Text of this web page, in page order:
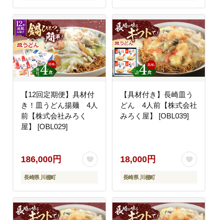
【12回定期便】具材付
き！皿うどん揚麺 4人
前【株式会社みろく
屋】 [OBL029]
186,000円
長崎県 川棚町
【具材付き】長崎皿う
どん 4人前【株式会社
みろく屋】 [OBL039]
18,000円
長崎県 川棚町